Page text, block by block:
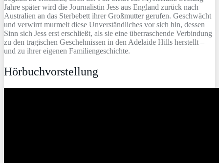
Jahre später wird die Journalistin Jess aus England zurück nach
Australien an das Sterbebett ihrer Großmutter gerufen. Geschwächt
und verwirrt murmelt diese Unverständliches vor sich hin, dessen
Sinn sich Jess erst erschließt, als sie eine überraschende Verbindung
zu den tragischen Geschehnissen in den Adelaide Hills herstellt –
und zu ihrer eigenen Familiengeschichte.
Hörbuchvorstellung